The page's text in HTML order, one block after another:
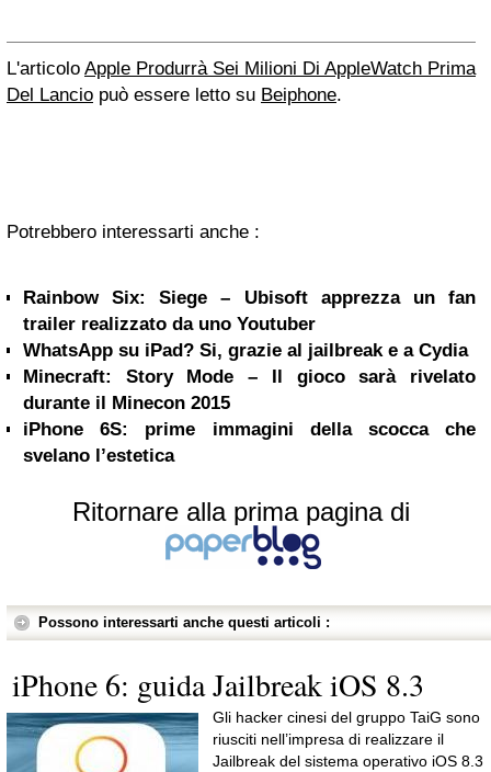
L'articolo Apple Produrrà Sei Milioni Di AppleWatch Prima
Del Lancio può essere letto su Beiphone.
Potrebbero interessarti anche :
Rainbow Six: Siege – Ubisoft apprezza un fan
trailer realizzato da uno Youtuber
WhatsApp su iPad? Si, grazie al jailbreak e a Cydia
Minecraft: Story Mode – Il gioco sarà rivelato
durante il Minecon 2015
iPhone 6S: prime immagini della scocca che
svelano l’estetica
Ritornare alla prima pagina di
Possono interessarti anche questi articoli :
iPhone 6: guida Jailbreak iOS 8.3
Gli hacker cinesi del gruppo TaiG sono
riusciti nell’impresa di realizzare il
Jailbreak del sistema operativo iOS 8.3